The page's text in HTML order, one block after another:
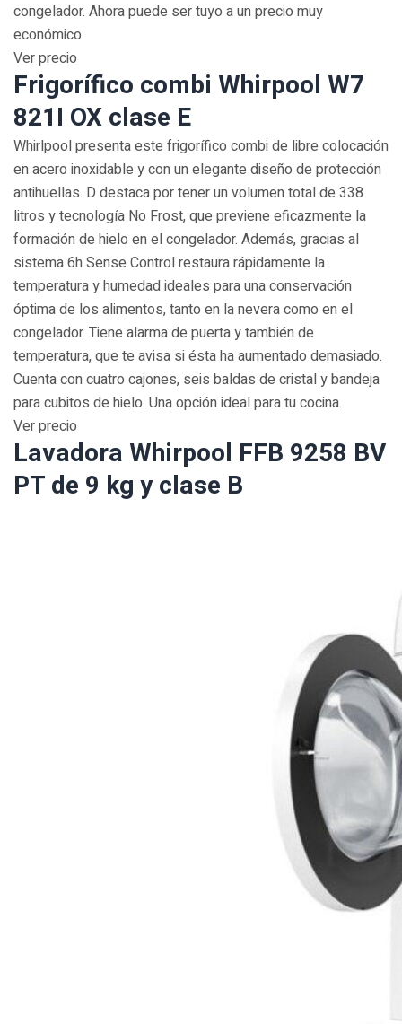
congelador. Ahora puede ser tuyo a un precio muy
económico.
Ver precio
Frigorífico combi Whirpool W7
821I OX clase E
Whirlpool presenta este frigorífico combi de libre colocación
en acero inoxidable y con un elegante diseño de protección
antihuellas. D destaca por tener un volumen total de 338
litros y tecnología No Frost, que previene eficazmente la
formación de hielo en el congelador. Además, gracias al
sistema 6h Sense Control restaura rápidamente la
temperatura y humedad ideales para una conservación
óptima de los alimentos, tanto en la nevera como en el
congelador. Tiene alarma de puerta y también de
temperatura, que te avisa si ésta ha aumentado demasiado.
Cuenta con cuatro cajones, seis baldas de cristal y bandeja
para cubitos de hielo. Una opción ideal para tu cocina.
Ver precio
Lavadora Whirpool FFB 9258 BV
PT de 9 kg y clase B